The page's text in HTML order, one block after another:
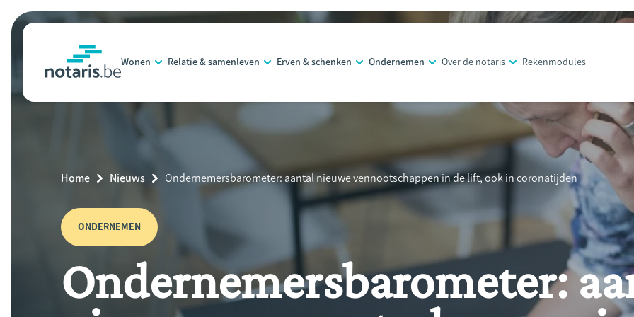
Overslaan
en
inhoud
Wonen Relatie & samenleven Erven & schenken Ondernemen Over de notaris Rekenmodules
Breadcrumb
Home Nieuws
Current
Ondernemersbarometer: aantal nieuwe vennootschappen in de lift, ook in coronatijden
ONDERNEMEN
Ondernemersbarometer: